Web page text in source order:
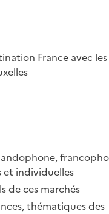
France avec les
et individuelles
de ces marchés
thématiques des